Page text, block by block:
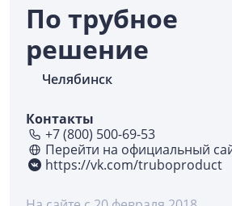
По трубное
решение
Челябинск
Контакты
+7 (800) 500-69-53
Перейти на официальный
https://vk.com/truboproduct